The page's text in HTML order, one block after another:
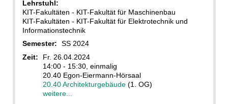
Lehrstuhl:
KIT-Fakultäten - KIT-Fakultät für Maschinenbau
KIT-Fakultäten - KIT-Fakultät für Elektrotechnik und
Informationstechnik
Semester:
SS 2024
Zeit:
Fr. 26.04.2024
14:00 - 15:30, einmalig
20.40 Egon-Eiermann-Hörsaal
20.40 Architekturgebäude(1. OG)
weitere...